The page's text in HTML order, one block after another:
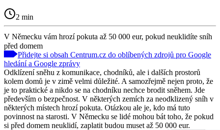
2 min
V Německu vám hrozí pokuta až 50 000 eur, pokud neuklidíte sníh
před domem
Přidejte si obsah Centrum.cz do oblíbených zdrojů pro Google
hledání a Google zprávy
Odklízení sněhu z komunikace, chodníků, ale i dalších prostorů
kolem domů je v zimě velmi důležité. A samozřejmě nejen proto, že
je to praktické a nikdo se na chodníku nechce brodit sněhem. Jde
především o bezpečnost. V některých zemích za neodklizený sníh v
některých místech hrozí pokuta. Otázkou ale je, kdo má tuto
povinnost na starosti. V Německu se lidé mohou bát toho, že pokud
si před domem neuklidí, zaplatit budou muset až 50 000 eur.